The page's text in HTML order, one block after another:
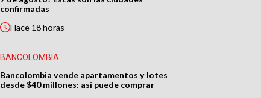
confirmadas
Hace 18 horas
BANCOLOMBIA
Bancolombia vende apartamentos y lotes
desde $40 millones: así puede comprar